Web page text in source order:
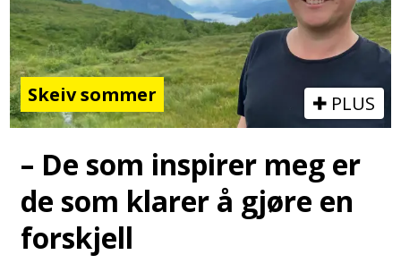
Skeiv sommer PLUS
– De som inspirer meg er
de som klarer å gjøre en
forskjell